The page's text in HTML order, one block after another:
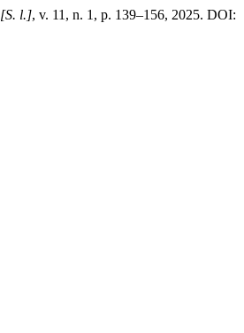
[S. l.], v. 11, n. 1, p. 139–156, 2025. DOI: